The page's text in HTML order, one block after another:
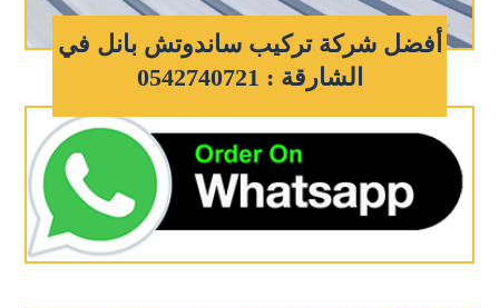
أفضل شركة تركيب ساندوتش بانل في
الشارقة : 0542740721